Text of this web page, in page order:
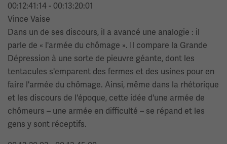
00:12:41:14 - 00:13:20:01
Vince Vaise
Dans un de ses discours, il a avancé une analogie : il
parle de « l'armée du chômage ». Il compare la Grande
Dépression à une sorte de pieuvre géante, dont les
tentacules s'emparent des fermes et des usines pour en
faire l'armée du chômage. Ainsi, même dans la rhétorique
et les discours de l'époque, cette idée d'une armée de
chômeurs – une armée en difficulté – se répand et les
gens y sont réceptifs.